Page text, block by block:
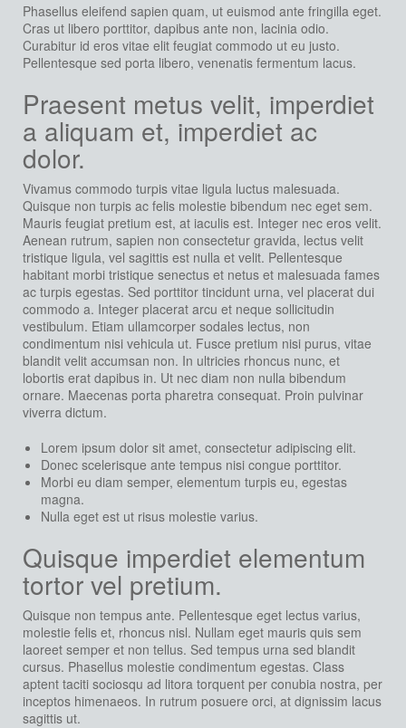
Phasellus eleifend sapien quam, ut euismod ante fringilla eget.
Cras ut libero porttitor, dapibus ante non, lacinia odio.
Curabitur id eros vitae elit feugiat commodo ut eu justo.
Pellentesque sed porta libero, venenatis fermentum lacus.
Praesent metus velit, imperdiet
a aliquam et, imperdiet ac
dolor.
Vivamus commodo turpis vitae ligula luctus malesuada.
Quisque non turpis ac felis molestie bibendum nec eget sem.
Mauris feugiat pretium est, at iaculis est. Integer nec eros velit.
Aenean rutrum, sapien non consectetur gravida, lectus velit
tristique ligula, vel sagittis est nulla et velit. Pellentesque
habitant morbi tristique senectus et netus et malesuada fames
ac turpis egestas. Sed porttitor tincidunt urna, vel placerat dui
commodo a. Integer placerat arcu et neque sollicitudin
vestibulum. Etiam ullamcorper sodales lectus, non
condimentum nisi vehicula ut. Fusce pretium nisi purus, vitae
blandit velit accumsan non. In ultricies rhoncus nunc, et
lobortis erat dapibus in. Ut nec diam non nulla bibendum
ornare. Maecenas porta pharetra consequat. Proin pulvinar
viverra dictum.
Lorem ipsum dolor sit amet, consectetur adipiscing elit.
Donec scelerisque ante tempus nisi congue porttitor.
Morbi eu diam semper, elementum turpis eu, egestas
magna.
Nulla eget est ut risus molestie varius.
Quisque imperdiet elementum
tortor vel pretium.
Quisque non tempus ante. Pellentesque eget lectus varius,
molestie felis et, rhoncus nisl. Nullam eget mauris quis sem
laoreet semper et non tellus. Sed tempus urna sed blandit
cursus. Phasellus molestie condimentum egestas. Class
aptent taciti sociosqu ad litora torquent per conubia nostra, per
inceptos himenaeos. In rutrum posuere orci, at dignissim lacus
sagittis ut.